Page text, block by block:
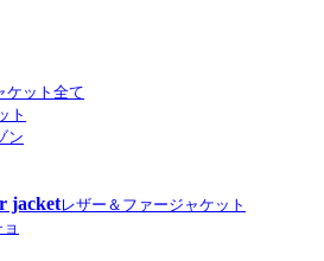
ケット全て
ト
ン
jacketレザー＆ファージャケット